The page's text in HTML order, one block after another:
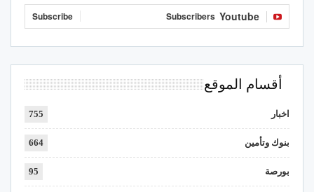
Youtube
Subscribers
Subscribe
أقسام الموقع
اخبار 755
بنوك وتأمين 664
بورصة 95